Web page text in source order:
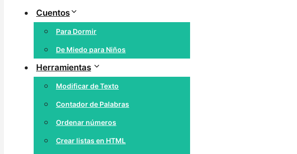
Cuentos
Para Dormir
De Miedo para Niños
Herramientas
Modificar de Texto
Contador de Palabras
Ordenar números
Crear listas en HTML